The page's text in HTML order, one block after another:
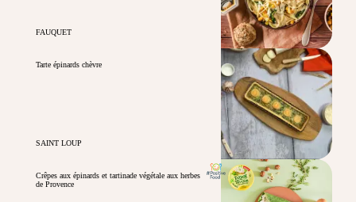
FAUQUET
Tarte épinards chèvre
SAINT LOUP
Crêpes aux épinards et tartinade végétale aux herbes
de Provence